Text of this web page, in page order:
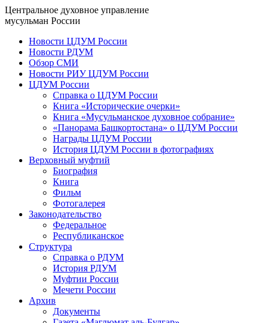
Центральное духовное управление
мусульман России
Новости ЦДУМ России
Новости РДУМ
Обзор СМИ
Новости РИУ ЦДУМ России
ЦДУМ России
Справка о ЦДУМ России
Книга «Исторические очерки»
Книга «Мусульманское духовное собрание»
«Панорама Башкортостана» о ЦДУМ России
Награды ЦДУМ России
История ЦДУМ России в фотографиях
Верховный муфтий
Биография
Книга
Фильм
Фотогалерея
Законодательство
Федеральное
Республиканское
Структура
Справка о РДУМ
История РДУМ
Муфтии России
Мечети России
Архив
Документы